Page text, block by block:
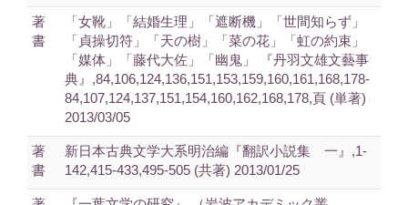
著
書
「女靴」「結婚生理」「遮断機」「世間知らず」
「貞操切符」「天の樹」「菜の花」「虹の約束」
「媒体」「藤代大佐」「幽鬼」 『丹羽文雄文藝事
典』,84,106,124,136,151,153,159,160,161,168,178-
84,107,124,137,151,154,160,162,168,178,頁 (単著)
2013/03/05
著
書
新日本古典文学大系明治編『翻訳小説集 一』,1-
142,415-433,495-505 (共著) 2013/01/25